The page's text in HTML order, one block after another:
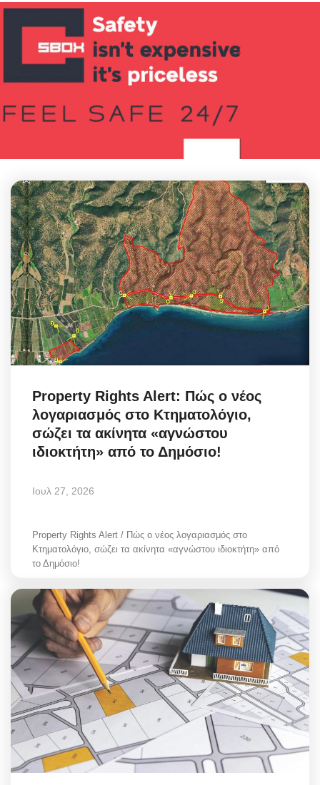
Property Rights Alert: Πώς ο νέος
λογαριασμός στο Κτηματολόγιο,
σώζει τα ακίνητα «αγνώστου
ιδιοκτήτη» από το Δημόσιο!
Ιουλ 27, 2026
Property Rights Alert / Πώς ο νέος λογαριασμός στο
Κτηματολόγιο, σώζει τα ακίνητα «αγνώστου ιδιοκτήτη» από
το Δημόσιο!